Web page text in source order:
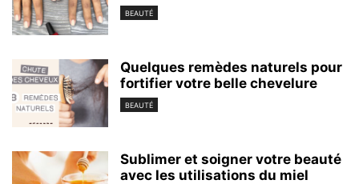
BEAUTÉ
Quelques remèdes naturels pour
fortifier votre belle chevelure
BEAUTÉ
Sublimer et soigner votre beauté
avec les utilisations du miel